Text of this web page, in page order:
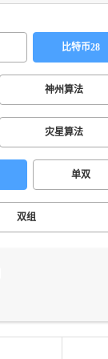
比特币28
神州算法
灾星算法
单双
双组